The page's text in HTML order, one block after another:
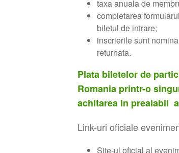
taxa anuala de
completarea
biletul de intrare;
inscrierile sunt
returnata.
Plata biletelor de
Romania printr-o
achitarea in prealabil
Link-uri oficiale
Site-ul oficial al